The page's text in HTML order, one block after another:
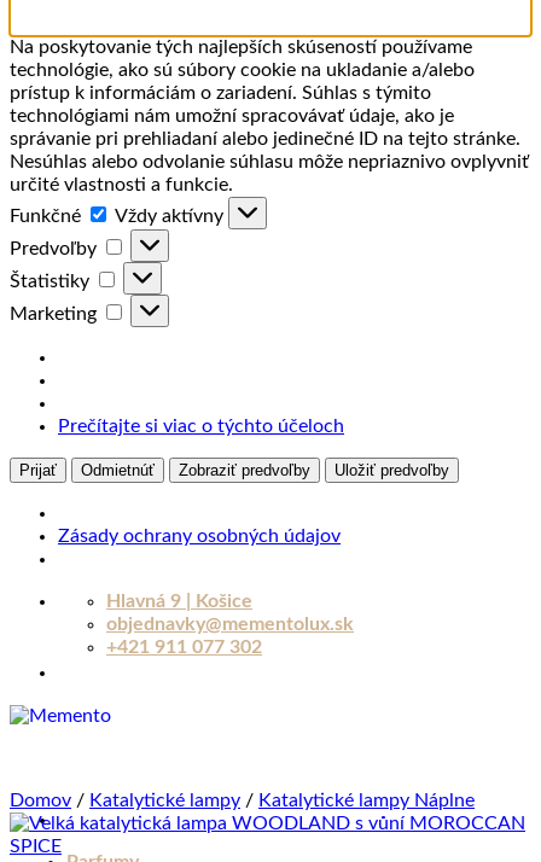
Na poskytovanie tých najlepších skúseností používame
technológie, ako sú súbory cookie na ukladanie a/alebo
prístup k informáciám o zariadení. Súhlas s týmito
technológiami nám umožní spracovávať údaje, ako je
správanie pri prehliadaní alebo jedinečné ID na tejto stránke.
Nesúhlas alebo odvolanie súhlasu môže nepriaznivo ovplyvniť
určité vlastnosti a funkcie.
Funkčné
Funkčné
Vždy aktívny
Predvoľby
Predvoľby
Štatistiky Štatistiky
Marketing Marketing
Prečítajte si viac o týchto účeloch
Prijať Odmietnúť Zobraziť predvoľby Uložiť predvoľby
Zásady ochrany osobných údajov
Skip
Hlavná 9 | Košice
objednavky@mementolux.sk
+421 911 077 302
Domov / Katalytické lampy / Katalytické lampy Náplne